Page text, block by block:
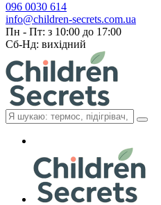
096 0030 614
info@children-secrets.com.ua
Пн - Пт: з 10:00 до 17:00
Сб-Нд: вихідний